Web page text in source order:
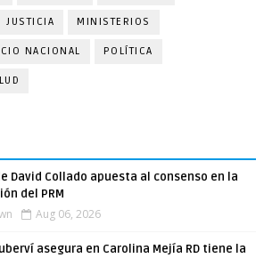
JUSTICIA MINISTERIOS
NACIONAL POLÍTICA
David Collado apuesta al consenso en la
del PRM
Aug 06, 2026
asegura en Carolina Mejía RD tiene la